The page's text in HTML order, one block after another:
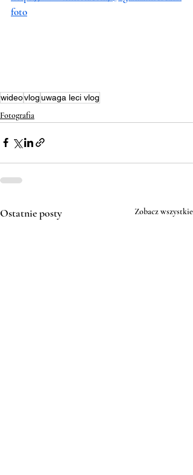
foto
wideovlog uwaga leci vlog
Fotografia
Ostatnie posty Zobacz wszystkie